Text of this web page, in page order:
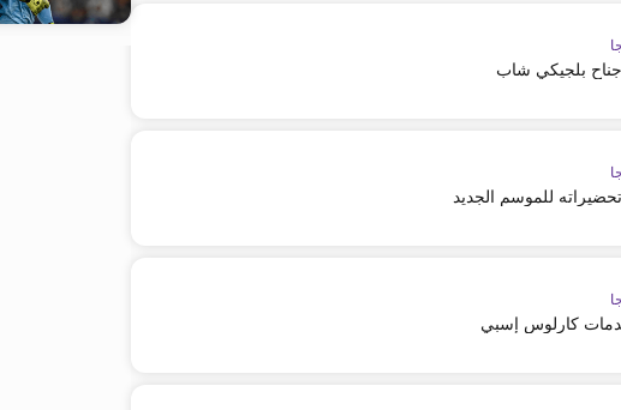
جناح بلجيكي شاب
للموسم الجديد
كارلوس إسبي